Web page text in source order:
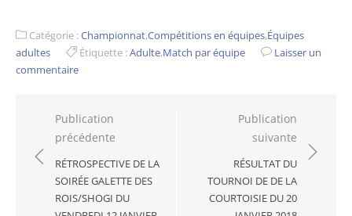
Catégorie :Championnat,Compétitions en équipes,Équipes
adultes
Étiquette :Adulte,Match par équipe
Laisser un
commentaire
Navigation
l’article
Publication
précédente
RÉTROSPECTIVE DE LA
SOIRÉE GALETTE DES
ROIS/SHOGI DU
Publication
suivante
RÉSULTAT DU
TOURNOI DE DE LA
COURTOISIE DU 20